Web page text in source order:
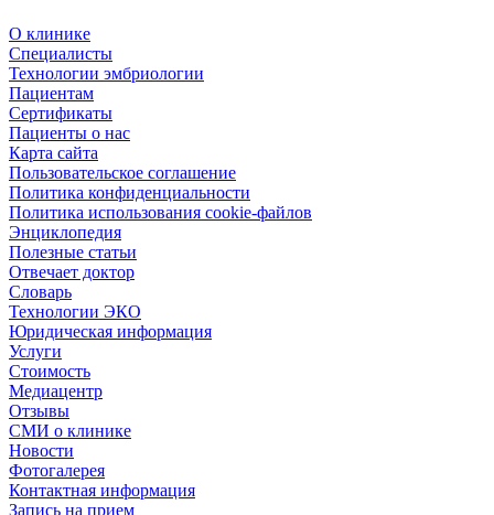
О клинике
Специалисты
Технологии эмбриологии
Пациентам
Сертификаты
Пациенты о нас
Карта сайта
Пользовательское соглашение
Политика конфиденциальности
Политика использования cookie-файлов
Энциклопедия
Полезные статьи
Отвечает доктор
Словарь
Технологии ЭКО
Юридическая информация
Услуги
Стоимость
Медиацентр
Отзывы
СМИ о клинике
Новости
Фотогалерея
Контактная информация
Запись на прием